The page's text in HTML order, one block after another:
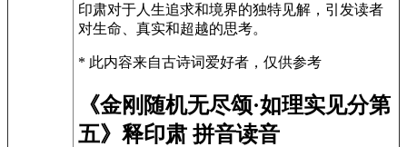
印肃对于人生追求和境界的独特见解，引发读者
对生命、真实和超越的思考。
* 此内容来自古诗词爱好者，仅供参考
《金刚随机无尽颂·如理实见分第
五》释印肃 拼音读音